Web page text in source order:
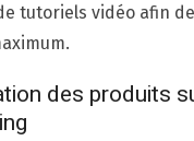
tutoriels vidéo afin
des produits